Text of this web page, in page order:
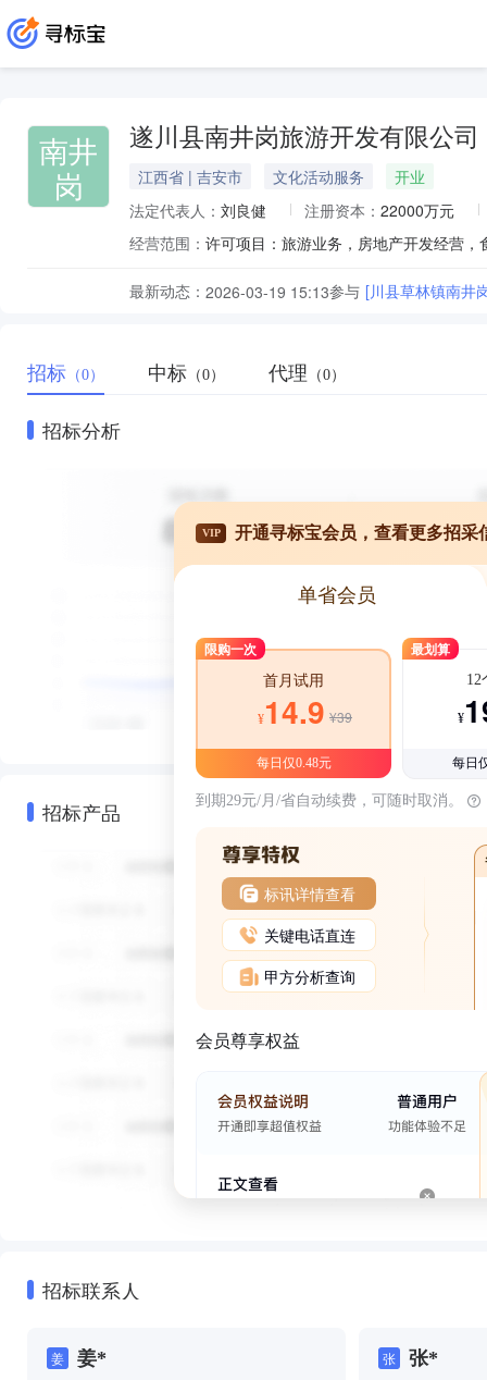
南井
岗
遂川县南井岗旅游开发有限公司
江西省 | 吉安市 文化活动服务
开业
法定代表人： 刘良健 注册资本： 22000万元
经营范围：
最新动态： 2026-03-19 15:13参与 [川县草林镇南井
招标 （0） 中标 （0） 代理 （0）
招标分析
招标产品
VIP 开通寻标宝会员，查看更多招采
单省会员
限购一次
首月试用
¥14.9 ¥39
每日仅0.48元
最划算
12
¥
每日
到期29元/月/省自动续费，可随时取消。
标讯详情查看
关键电话直连
甲方分析查询
会员尊享权益
招标联系人
姜 姜* 张 张*